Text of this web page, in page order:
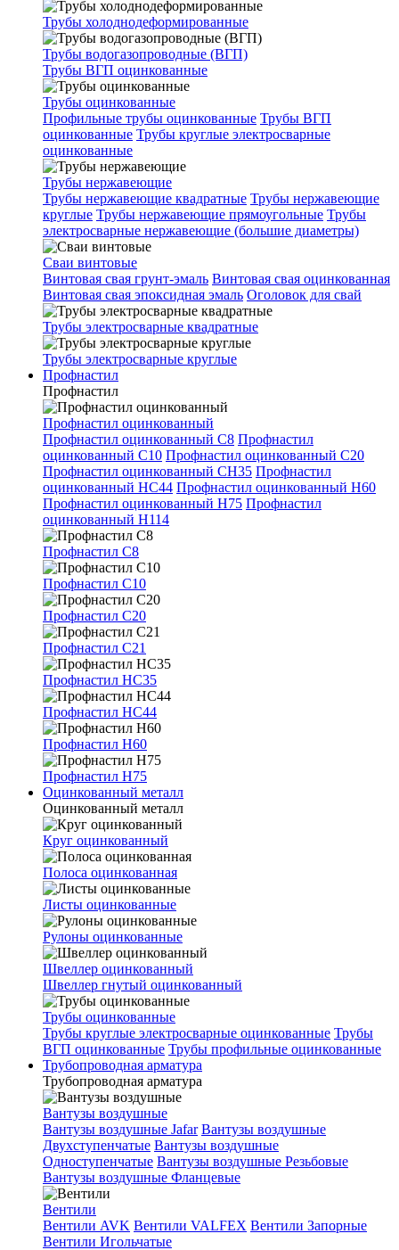
Трубы холоднодеформированные
Трубы водогазопроводные (ВГП)
Трубы ВГП оцинкованные
Трубы оцинкованные
Профильные трубы оцинкованные Трубы ВГП
оцинкованные Трубы круглые электросварные
оцинкованные
Трубы нержавеющие
Трубы нержавеющие квадратные Трубы нержавеющие
круглые Трубы нержавеющие прямоугольные Трубы
электросварные нержавеющие (большие диаметры)
Сваи винтовые
Винтовая свая грунт-эмаль Винтовая свая оцинкованная
Винтовая свая эпоксидная эмаль Оголовок для свай
Трубы электросварные квадратные
Трубы электросварные круглые
Профнастил
Профнастил
Профнастил оцинкованный
Профнастил оцинкованный С8 Профнастил
оцинкованный С10 Профнастил оцинкованный С20
Профнастил оцинкованный СН35 Профнастил
оцинкованный НС44 Профнастил оцинкованный Н60
Профнастил оцинкованный Н75 Профнастил
оцинкованный Н114
Профнастил С8
Профнастил С10
Профнастил С20
Профнастил С21
Профнастил НС35
Профнастил НС44
Профнастил Н60
Профнастил Н75
Оцинкованный металл
Оцинкованный металл
Круг оцинкованный
Полоса оцинкованная
Листы оцинкованные
Рулоны оцинкованные
Швеллер оцинкованный
Швеллер гнутый оцинкованный
Трубы оцинкованные
Трубы круглые электросварные оцинкованные Трубы
ВГП оцинкованные Трубы профильные оцинкованные
Трубопроводная арматура
Трубопроводная арматура
Вантузы воздушные
Вантузы воздушные Jafar Вантузы воздушные
Двухступенчатые Вантузы воздушные
Одноступенчатые Вантузы воздушные Резьбовые
Вантузы воздушные Фланцевые
Вентили
Вентили AVK Вентили VALFEX Вентили Запорные
Вентили Игольчатые